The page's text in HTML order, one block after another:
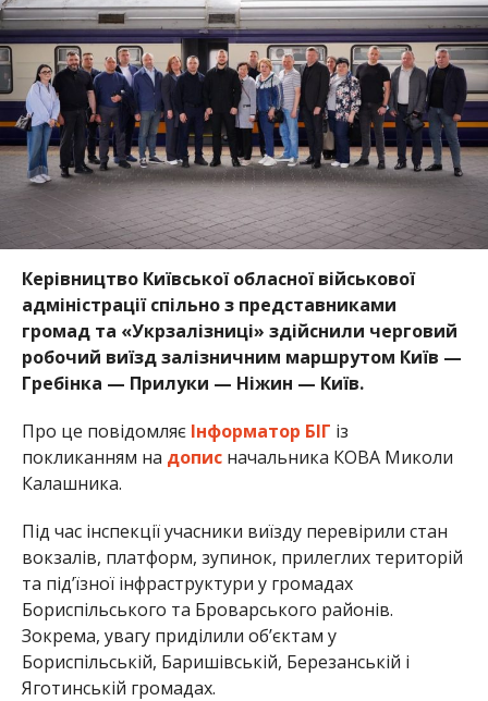
Керівництво Київської обласної військової
адміністрації спільно з представниками
громад та «Укрзалізниці» здійснили черговий
робочий виїзд залізничним маршрутом Київ —
Гребінка — Прилуки — Ніжин — Київ.
Про це повідомляє Інформатор БІГ із
покликанням на дописначальника КОВА Миколи
Калашника.
Під час інспекції учасники виїзду перевірили стан
вокзалів, платформ, зупинок, прилеглих територій
та під’їзної інфраструктури у громадах
Бориспільського та Броварського районів.
Зокрема, увагу приділили об’єктам у
Бориспільській, Баришівській, Березанській і
Яготинській громадах.